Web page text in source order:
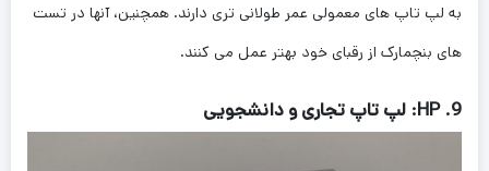
به لپ تاپ های معمولی عمر طولانی تری دارند. همچنین، آنها در تست
های بنچمارک از رقبای خود بهتر عمل می کنند.
9. HP: لپ تاپ تجاری و دانشجویی